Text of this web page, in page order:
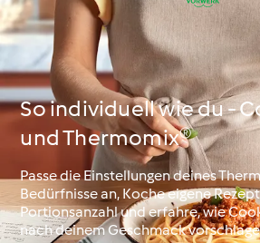
So individuell wie du -
und Thermomix®
Passe die Einstellungen deines
Bedürfnisse an, Koche eigene
Portionsanzahl und erfahre, wie
nach deinem Geschmack